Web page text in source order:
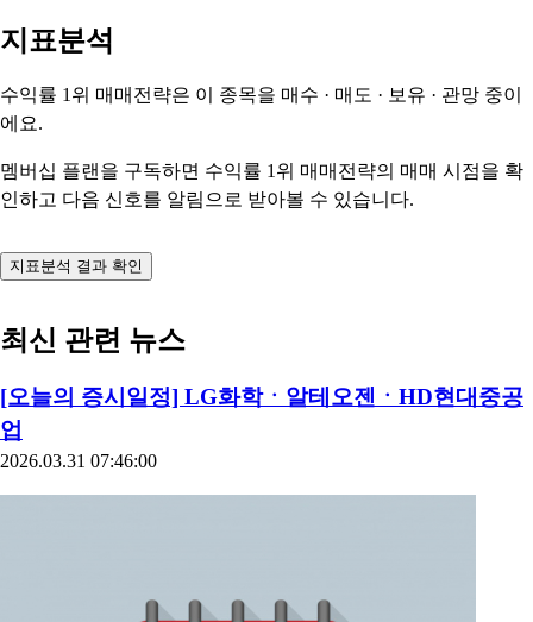
지표분석
수익률 1위 매매전략은 이 종목을 매수 · 매도 · 보유 · 관망 중이
에요.
멤버십 플랜을 구독하면 수익률 1위 매매전략의 매매 시점을 확
인하고 다음 신호를 알림으로 받아볼 수 있습니다.
지표분석 결과 확인
최신 관련 뉴스
[오늘의 증시일정] LG화학ㆍ알테오젠ㆍHD현대중공
업
2026.03.31 07:46:00